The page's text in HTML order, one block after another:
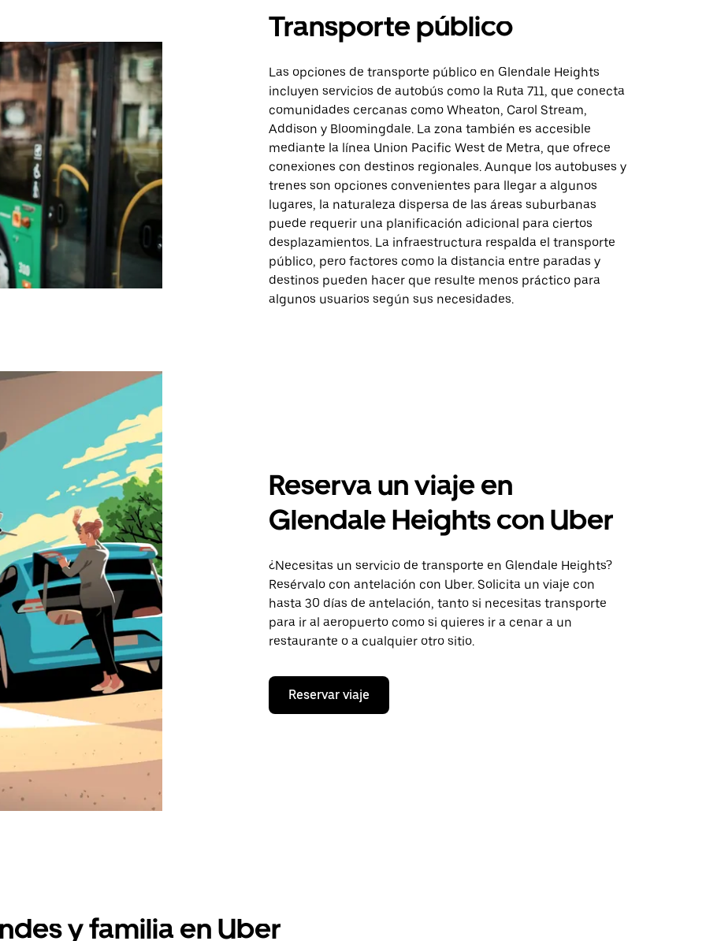
Transporte público
Las opciones de transporte público en Glendale Heights
incluyen servicios de autobús como la Ruta 711, que conecta
comunidades cercanas como Wheaton, Carol Stream,
Addison y Bloomingdale. La zona también es accesible
mediante la línea Union Pacific West de Metra, que ofrece
conexiones con destinos regionales. Aunque los autobuses y
trenes son opciones convenientes para llegar a algunos
lugares, la naturaleza dispersa de las áreas suburbanas
puede requerir una planificación adicional para ciertos
desplazamientos. La infraestructura respalda el transporte
público, pero factores como la distancia entre paradas y
destinos pueden hacer que resulte menos práctico para
algunos usuarios según sus necesidades.
Reserva un viaje en
Glendale Heights con Uber
¿Necesitas un servicio de transporte en Glendale Heights?
Resérvalo con antelación con Uber. Solicita un viaje con
hasta 30 días de antelación, tanto si necesitas transporte
para ir al aeropuerto como si quieres ir a cenar a un
restaurante o a cualquier otro sitio.
Reservar viaje
y familia en Uber